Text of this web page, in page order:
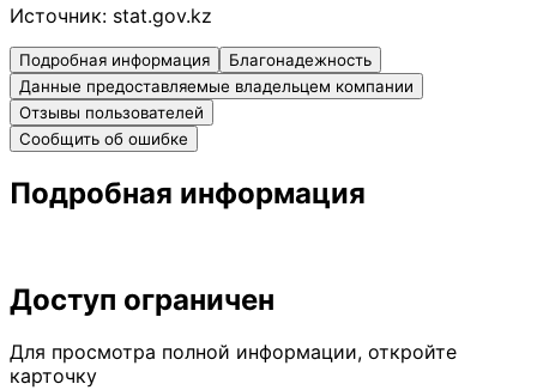
Источник: stat.gov.kz
Подробная информация
Благонадежность
Данные предоставляемые владельцем компании
Отзывы пользователей
Сообщить об ошибке
Подробная информация
Доступ ограничен
Для просмотра полной информации, откройте
карточку